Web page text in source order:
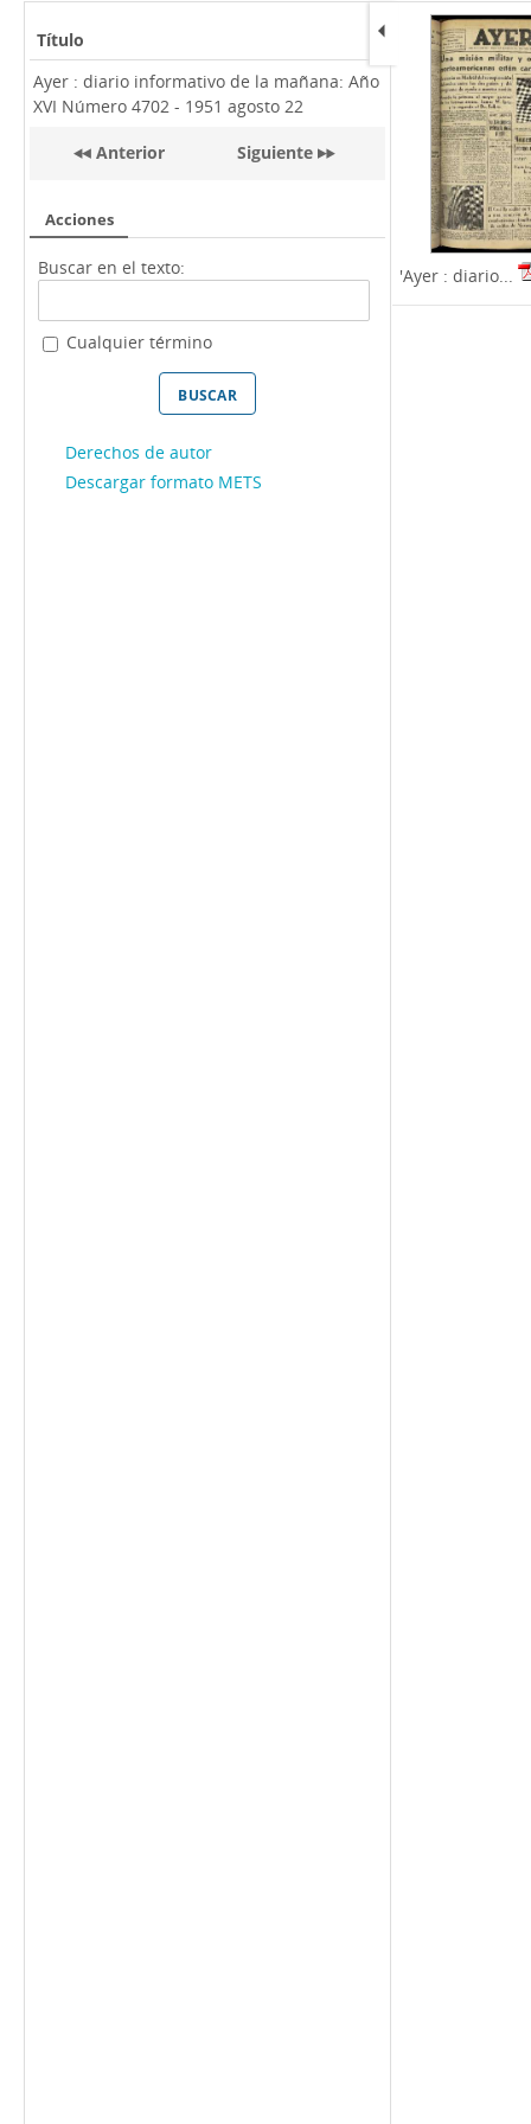
Título
Ayer : diario informativo de la mañana: Año
XVI Número 4702 - 1951 agosto 22
Anterior Siguiente
Acciones
Buscar en el texto:
Cualquier término
Derechos de autor
Descargar formato METS
'Ayer : diario...